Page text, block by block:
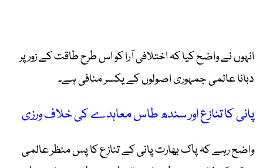
انہوں نے واضح کیا کہ اختلافی آرا کو اس طرح طاقت کے زور پر
دبانا عالمی جمہوری اصولوں کے یکسر منافی ہے۔
پانی کا تنازع اور سندھ طاس معاہدے کی خلاف ورزی
واضح رہے کہ پاک بھارت پانی کے تنازع کا پس منظر عالمی